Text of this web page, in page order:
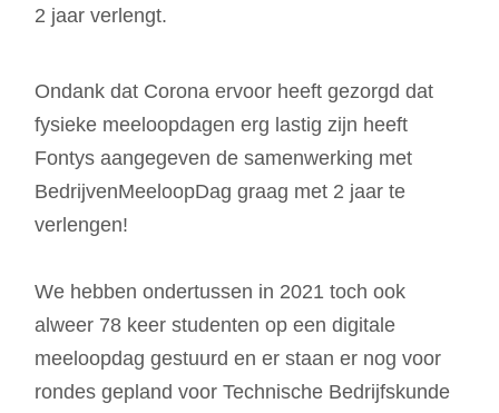
2 jaar verlengt.
Ondank dat Corona ervoor heeft gezorgd dat
fysieke meeloopdagen erg lastig zijn heeft
Fontys aangegeven de samenwerking met
BedrijvenMeeloopDag graag met 2 jaar te
verlengen!
We hebben ondertussen in 2021 toch ook
alweer 78 keer studenten op een digitale
meeloopdag gestuurd en er staan er nog voor
rondes gepland voor Technische Bedrijfskunde